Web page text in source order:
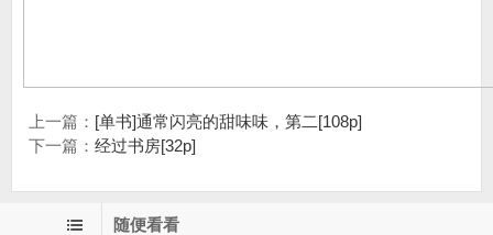
上一篇： [单书]通常闪亮的甜味味，第二[108p]
下一篇： 经过书房[32p]
随便看看